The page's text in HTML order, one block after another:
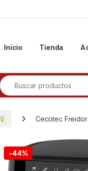
Inicio Tienda
Buscar por:
Cecotec
-44%